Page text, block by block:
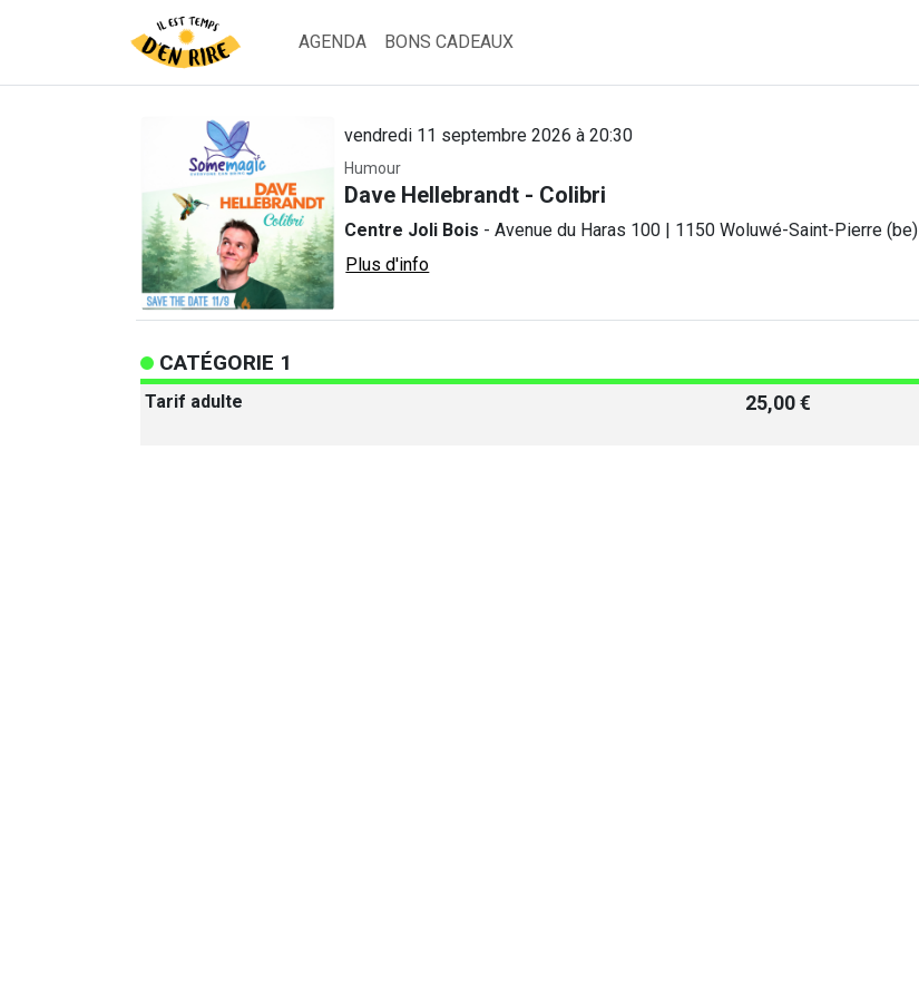
AGENDA BONS CADEAUX
vendredi 11 septembre 2026 à 20:30
Humour
Dave Hellebrandt - Colibri
Centre Joli Bois - Avenue du Haras 100 | 1150 Woluwé-Saint-Pierre (be)
Plus d'info
CATÉGORIE 1
Tarif adulte 25,00 €